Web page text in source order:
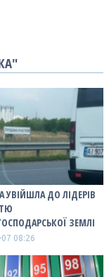
УВІЙШЛА ДО ЛІДЕРІВ
ЗЕМЛІ
08:26